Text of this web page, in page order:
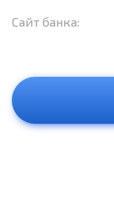
Сайт банка: